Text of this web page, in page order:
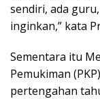
sendiri, ada
inginkan,” kata
Sementara itu
Pemukiman
pertengahan